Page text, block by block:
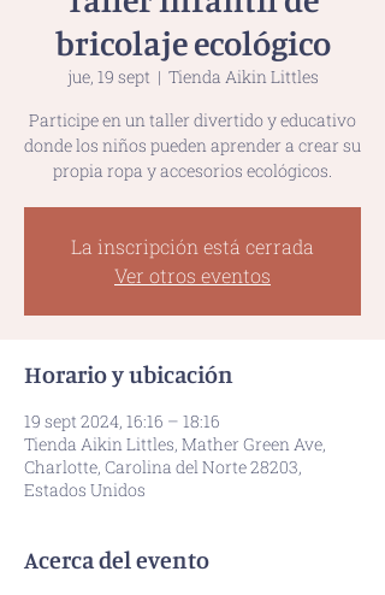
bricolaje ecológico
jue, 19 sept
  |
Tienda Aikin Littles
Participe en un taller divertido y educativo
donde los niños pueden aprender a crear su
propia ropa y accesorios ecológicos.
La inscripción está cerrada
Ver otros eventos
Horario y ubicación
19 sept 2024, 16:16 – 18:16
Tienda Aikin Littles, Mather Green Ave,
Charlotte, Carolina del Norte 28203,
Estados Unidos
Acerca del evento